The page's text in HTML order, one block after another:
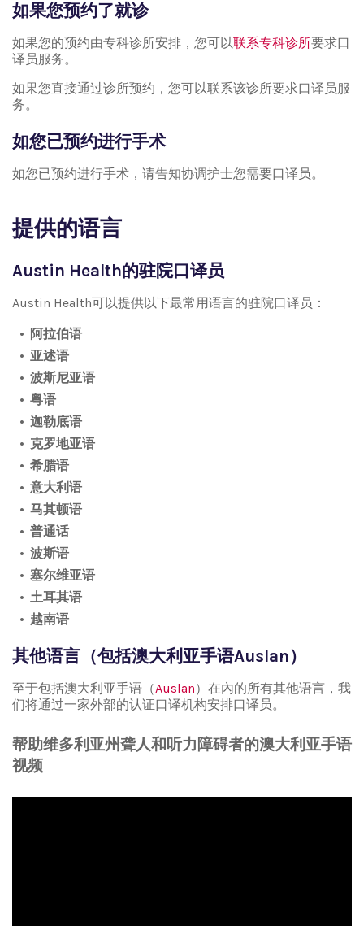
如果您预约了就诊
如果您的预约由专科诊所安排，您可以联系专科诊所要求口
译员服务。
如果您直接通过诊所预约，您可以联系该诊所要求口译员服
务。
如您已预约进行手术
如您已预约进行手术，请告知协调护士您需要口译员。
提供的语言
Austin Health的驻院口译员
Austin Health可以提供以下最常用语言的驻院口译员：
阿拉伯语
亚述语
波斯尼亚语
粤语
迦勒底语
克罗地亚语
希腊语
意大利语
马其顿语
普通话
波斯语
塞尔维亚语
土耳其语
越南语
其他语言（包括澳大利亚手语Auslan）
至于包括澳大利亚手语（Auslan）在內的所有其他语言，我
们将通过一家外部的认证口译机构安排口译员。
帮助维多利亚州聋人和听力障碍者的澳大利亚手语
视频